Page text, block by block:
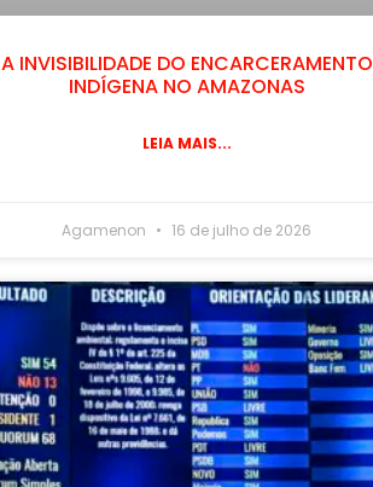
A INVISIBILIDADE DO ENCARCERAMENTO
INDÍGENA NO AMAZONAS
LEIA MAIS...
Agamenon 16 de julho de 2026